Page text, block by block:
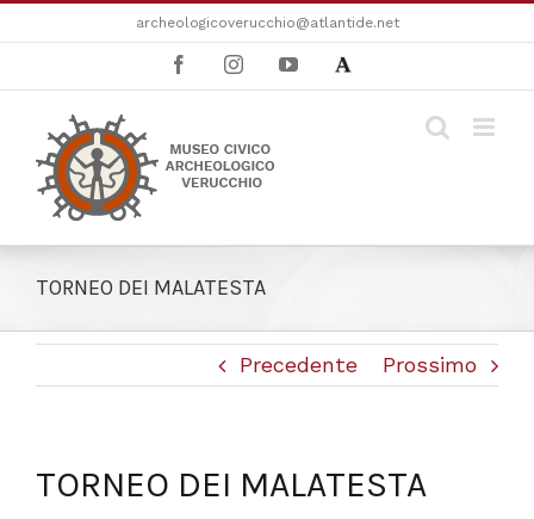
al
archeologicoverucchio@atlantide.net
FacebookInstagramYouTubeAcademia
TORNEO DEI MALATESTA
Precedente Prossimo
TORNEO DEI MALATESTA